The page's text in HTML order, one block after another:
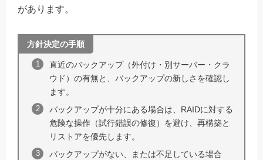
があります。
方針決定の手順
直近のバックアップ（外付け・別サーバー・クラ
ウド）の有無と、バックアップの新しさを確認し
ます。
バックアップが十分にある場合は、RAIDに対する
危険な操作（試行錯誤の修復）を避け、再構築と
リストアを優先します。
バックアップがない、または不足している場合